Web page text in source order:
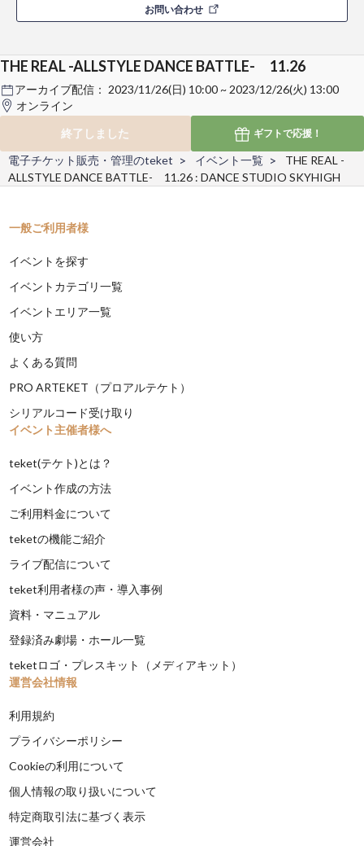
お問い合わせ
THE REAL -ALLSTYLE DANCE BATTLE- 11.26
アーカイブ配信： 2023/11/26(日) 10:00 ~ 2023/12/26(火) 13:00
オンライン
終了しました
ギフトで応援！
電子チケット販売・管理のteket イベント一覧
THE REAL -
ALLSTYLE DANCE BATTLE- 11.26 : DANCE STUDIO SKYHIGH
一般ご利用者様
イベントを探す
イベントカテゴリ一覧
イベントエリア一覧
使い方
よくある質問
PRO ARTEKET（プロアルテケト）
シリアルコード受け取り
イベント主催者様へ
teket(テケト)とは？
イベント作成の方法
ご利用料金について
teketの機能ご紹介
ライブ配信について
teket利用者様の声・導入事例
資料・マニュアル
登録済み劇場・ホール一覧
teketロゴ・プレスキット（メディアキット）
運営会社情報
利用規約
プライバシーポリシー
Cookieの利用について
個人情報の取り扱いについて
特定商取引法に基づく表示
運営会社